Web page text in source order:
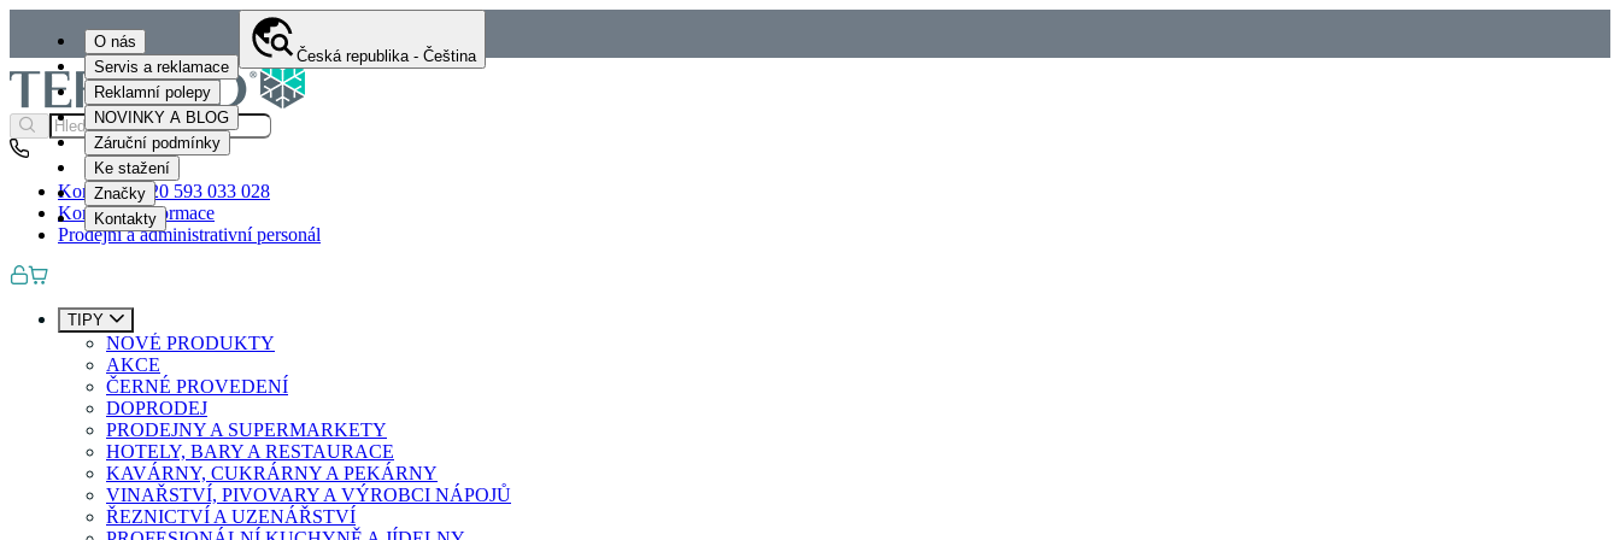
O nás
Servis a reklamace
Reklamní polepy
NOVINKY A BLOG
Záruční podmínky
Ke stažení
Značky
Kontakty
Česká republika - Čeština
Kontakty+420 593 033 028
Kontaktní informace
Prodejní a administrativní personál
TIPY
NOVÉ PRODUKTY
AKCE
ČERNÉ PROVEDENÍ
DOPRODEJ
PRODEJNY A SUPERMARKETY
HOTELY, BARY A RESTAURACE
KAVÁRNY, CUKRÁRNY A PEKÁRNY
VINAŘSTVÍ, PIVOVARY A VÝROBCI NÁPOJŮ
ŘEZNICTVÍ A UZENÁŘSTVÍ